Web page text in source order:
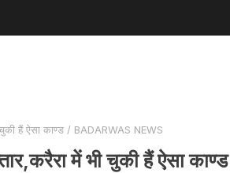
चुकी हैं ऐसा काण्ड / BADARWAS NEWS
में भी चुकी हैं ऐसा काण्ड